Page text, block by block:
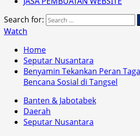
Search for:
Watch
Home
Seputar Nusantara
Benyamin Tekankan Peran
Bencana Sosial di Tangsel
Banten & Jabotabek
Daerah
Seputar Nusantara